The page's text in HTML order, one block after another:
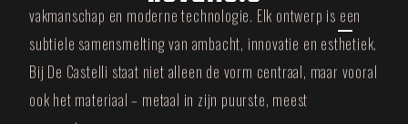
vakmanschap en moderne technologie. Elk ontwerp is een
subtiele samensmelting van ambacht, innovatie en esthetiek.
Bij De Castelli staat niet alleen de vorm centraal, maar vooral
ook het materiaal – metaal in zijn puurste, meest